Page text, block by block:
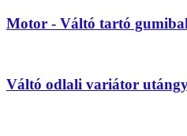
Motor - Váltó tartó
Váltó odlali variátor